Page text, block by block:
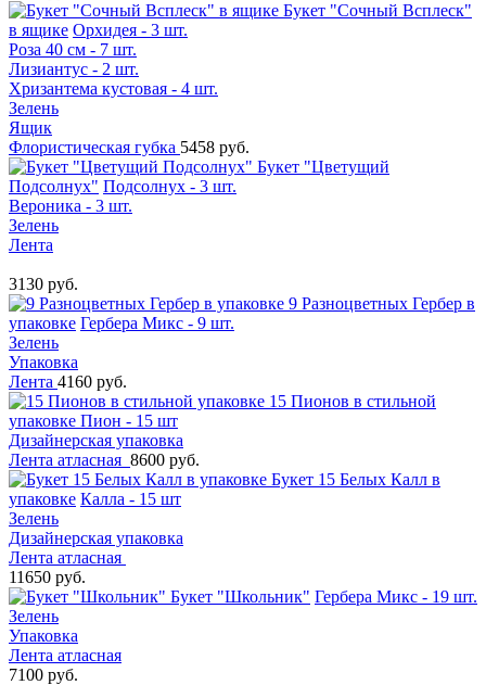
Букет "Сочный Всплеск"
в ящике Орхидея - 3 шт.
Роза 40 см - 7 шт.
Лизиантус - 2 шт.
Хризантема кустовая - 4 шт.
Зелень
Ящик
Флористическая губка 5458 руб.
Букет "Цветущий
Подсолнух" Подсолнух - 3 шт.
Вероника - 3 шт.
Зелень
Лента
3130 руб.
9 Разноцветных Гербер в
упаковке Гербера Микс - 9 шт.
Зелень
Упаковка
Лента 4160 руб.
15 Пионов в стильной
упаковке Пион - 15 шт
Дизайнерская упаковка
Лента атласная 8600 руб.
Букет 15 Белых Калл в
упаковке Калла - 15 шт
Зелень
Дизайнерская упаковка
Лента атласная
11650 руб.
Букет "Школьник" Гербера Микс - 19 шт.
Зелень
Упаковка
Лента атласная
7100 руб.